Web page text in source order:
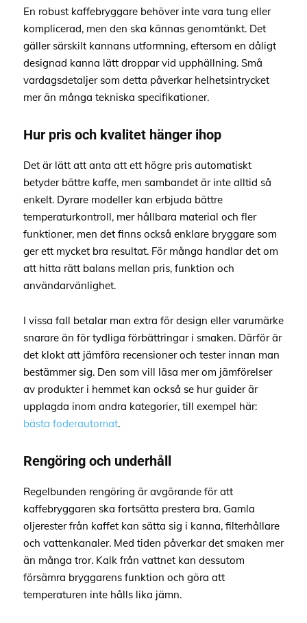
En robust kaffebryggare behöver inte vara tung eller
komplicerad, men den ska kännas genomtänkt. Det
gäller särskilt kannans utformning, eftersom en dåligt
designad kanna lätt droppar vid upphällning. Små
vardagsdetaljer som detta påverkar helhetsintrycket
mer än många tekniska specifikationer.
Hur pris och kvalitet hänger ihop
Det är lätt att anta att ett högre pris automatiskt
betyder bättre kaffe, men sambandet är inte alltid så
enkelt. Dyrare modeller kan erbjuda bättre
temperaturkontroll, mer hållbara material och fler
funktioner, men det finns också enklare bryggare som
ger ett mycket bra resultat. För många handlar det om
att hitta rätt balans mellan pris, funktion och
användarvänlighet.
I vissa fall betalar man extra för design eller varumärke
snarare än för tydliga förbättringar i smaken. Därför är
det klokt att jämföra recensioner och tester innan man
bestämmer sig. Den som vill läsa mer om jämförelser
av produkter i hemmet kan också se hur guider är
upplagda inom andra kategorier, till exempel här:
bästa foderautomat.
Rengöring och underhåll
Regelbunden rengöring är avgörande för att
kaffebryggaren ska fortsätta prestera bra. Gamla
oljerester från kaffet kan sätta sig i kanna, filterhållare
och vattenkanaler. Med tiden påverkar det smaken mer
än många tror. Kalk från vattnet kan dessutom
försämra bryggarens funktion och göra att
temperaturen inte hålls lika jämn.